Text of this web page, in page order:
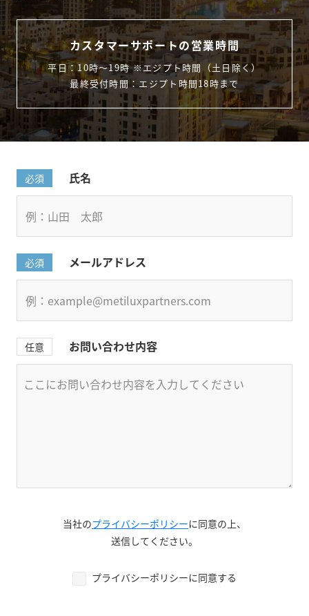
カスタマーサポートの営業時間
平日：10時〜19時 ※エジプト時間（土日除く）
最終受付時間：エジプト時間18時まで
必須 氏名
必須 メールアドレス
任意 お問い合わせ内容
当社のプライバシーポリシーに同意の上、
送信してください。
プライバシーポリシーに同意する